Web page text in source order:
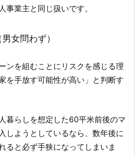
事業主と同じ扱いです。
女問わず）
ンを組むことにリスクを感じる理
を手放す可能性が高い」と判断す
暮らしを想定した60平米前後のマ
しようとしているなら、数年後に
ると必ず手狭になってしまいま